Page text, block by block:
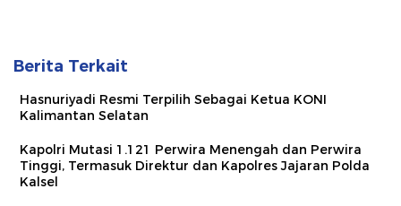
Berita Terkait
Hasnuriyadi Resmi Terpilih Sebagai Ketua KONI
Kalimantan Selatan
Kapolri Mutasi 1.121 Perwira Menengah dan Perwira
Tinggi, Termasuk Direktur dan Kapolres Jajaran Polda
Kalsel